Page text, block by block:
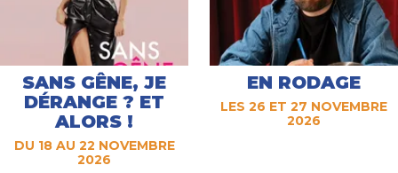
SANS GÊNE, JE
DÉRANGE ? ET
ALORS !
DU 18 AU 22 NOVEMBRE
2026
EN RODAGE
LES 26 ET 27 NOVEMBRE
2026